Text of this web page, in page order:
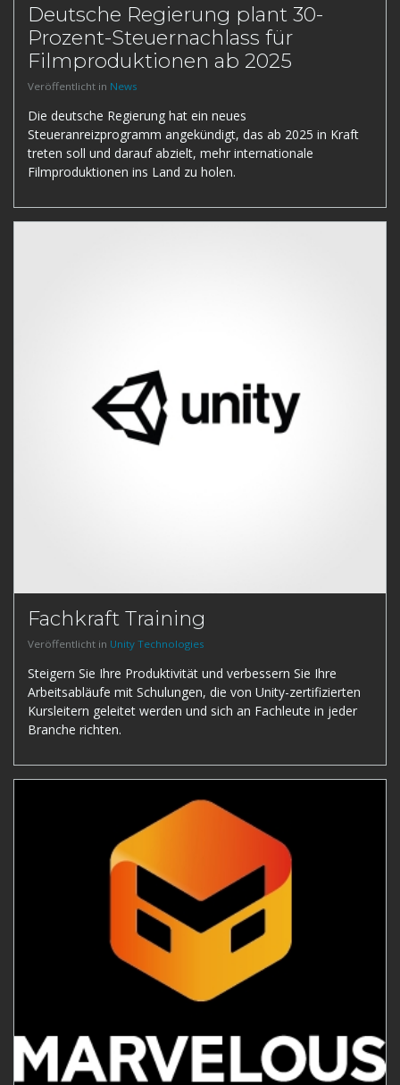
Deutsche Regierung plant 30-
Prozent-Steuernachlass für
Filmproduktionen ab 2025
Veröffentlicht in News
Die deutsche Regierung hat ein neues
Steueranreizprogramm angekündigt, das ab 2025 in Kraft
treten soll und darauf abzielt, mehr internationale
Filmproduktionen ins Land zu holen.
Fachkraft Training
Veröffentlicht in Unity Technologies
Steigern Sie Ihre Produktivität und verbessern Sie Ihre
Arbeitsabläufe mit Schulungen, die von Unity-zertifizierten
Kursleitern geleitet werden und sich an Fachleute in jeder
Branche richten.